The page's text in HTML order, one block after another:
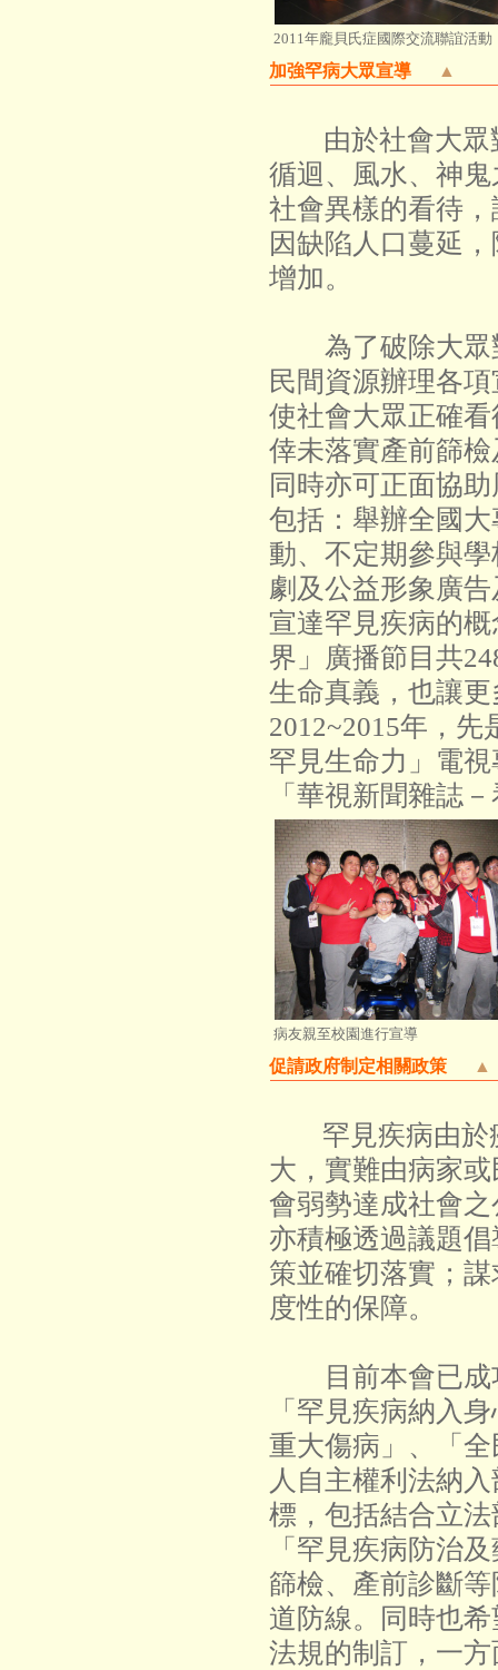
2011年龐貝氏症國際交流聯誼活動
加強罕病大眾宣導 ▲
由於社會大眾
循迴、風水、神
社會異樣的看待
因缺陷人口蔓延
增加。
為了破除大眾
民間資源辦理各
使社會大眾正確
倖未落實產前篩
同時亦可正面協
包括：舉辦全國
動、不定期參與
劇及公益形象廣
宣達罕見疾病的
界」廣播節目共
生命真義，也讓
2012~2015年，
罕見生命力」電
「華視新聞雜誌
病友親至校園進行宣導
促請政府制定相關政策 ▲
罕見疾病由
大，實難由病家
會弱勢達成社會
亦積極透過議題
策並確切落實；
度性的保障。
目前本會已成
「罕見疾病納入
重大傷病」、「
人自主權利法納
標，包括結合立
「罕見疾病防治
篩檢、產前診斷
道防線。同時也
法規的制訂，一